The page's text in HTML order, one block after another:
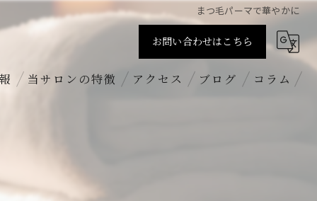
まつ毛パーマで華やかに
お問い合わせはこちら
当サロンの特徴
パリジェンヌラッシュリフト
アクセス ブログ コラム